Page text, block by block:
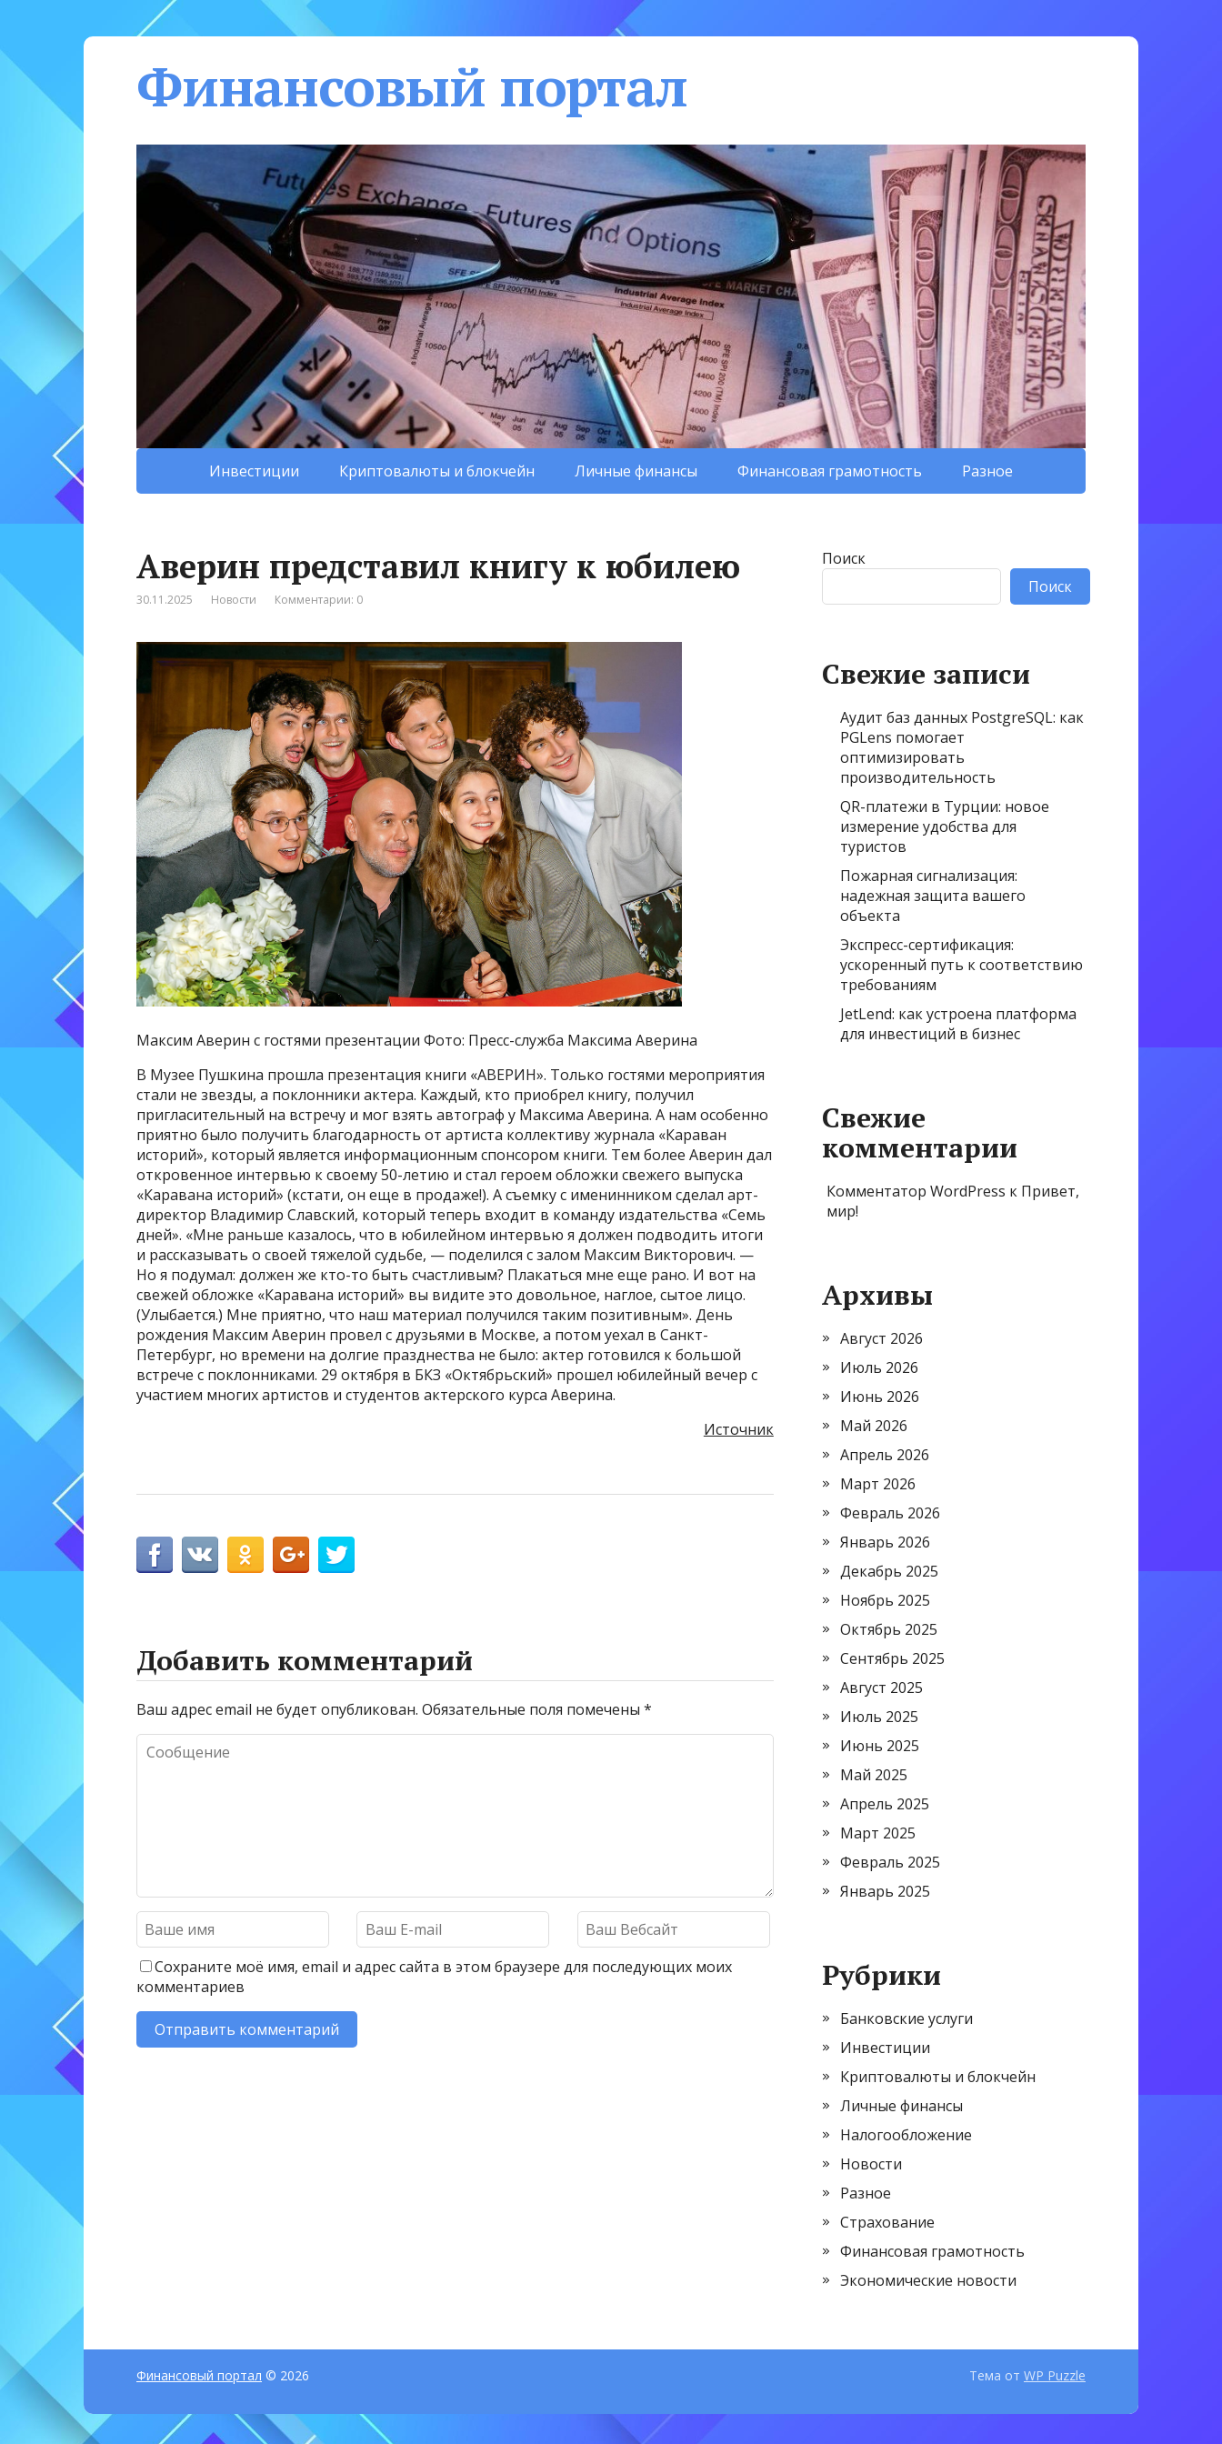
Финансовый портал
Инвестиции Криптовалюты и блокчейн Личные финансы Финансовая грамотность Разное
Аверин представил книгу к юбилею
30.11.2025 Новости Комментарии: 0
Максим Аверин с гостями презентации Фото: Пресс-служба Максима Аверина
В Музее Пушкина прошла презентация книги «АВЕРИН». Только гостями мероприятия
стали не звезды, а поклонники актера. Каждый, кто приобрел книгу, получил
пригласительный на встречу и мог взять автограф у Максима Аверина. А нам особенно
приятно было получить благодарность от артиста коллективу журнала «Караван
историй», который является информационным спонсором книги. Тем более Аверин дал
откровенное интервью к своему 50-летию и стал героем обложки свежего выпуска
«Каравана историй» (кстати, он еще в продаже!). А съемку с именинником сделал арт-
директор Владимир Славский, который теперь входит в команду издательства «Семь
дней». «Мне раньше казалось, что в юбилейном интервью я должен подводить итоги
и рассказывать о своей тяжелой судьбе, — поделился с залом Максим Викторович. —
Но я подумал: должен же кто-то быть счастливым? Плакаться мне еще рано. И вот на
свежей обложке «Каравана историй» вы видите это довольное, наглое, сытое лицо.
(Улыбается.) Мне приятно, что наш материал получился таким позитивным». День
рождения Максим Аверин провел с друзьями в Москве, а потом уехал в Санкт-
Петербург, но времени на долгие празднества не было: актер готовился к большой
встрече с поклонниками. 29 октября в БКЗ «Октябрьский» прошел юбилейный вечер с
участием многих артистов и студентов актерского курса Аверина.
Источник
Добавить комментарий
Ваш адрес email не будет опубликован. Обязательные поля помечены *
Сохраните моё имя, email и адрес сайта в этом браузере для последующих моих
комментариев
Поиск
Поиск
Свежие записи
Аудит баз данных PostgreSQL: как
PGLens помогает
оптимизировать
производительность
QR-платежи в Турции: новое
измерение удобства для
туристов
Пожарная сигнализация:
надежная защита вашего
объекта
Экспресс-сертификация:
ускоренный путь к соответствию
требованиям
JetLend: как устроена платформа
для инвестиций в бизнес
Свежие
комментарии
Комментатор WordPress к Привет,
мир!
Архивы
Август 2026
Июль 2026
Июнь 2026
Май 2026
Апрель 2026
Март 2026
Февраль 2026
Январь 2026
Декабрь 2025
Ноябрь 2025
Октябрь 2025
Сентябрь 2025
Август 2025
Июль 2025
Июнь 2025
Май 2025
Апрель 2025
Март 2025
Февраль 2025
Январь 2025
Рубрики
Банковские услуги
Инвестиции
Криптовалюты и блокчейн
Личные финансы
Налогообложение
Новости
Разное
Страхование
Финансовая грамотность
Экономические новости
Финансовый портал © 2026 Тема от WP Puzzle